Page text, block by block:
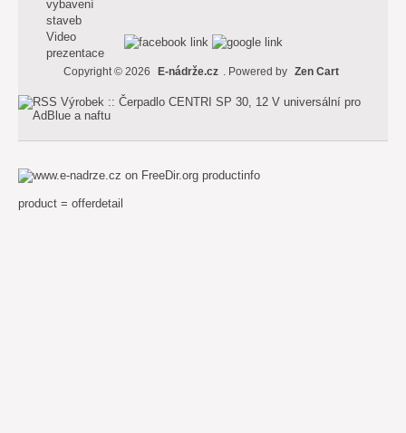
vybavení
staveb
Video
prezentace
Copyright © 2026 E-nádrže.cz . Powered by Zen Cart
productinfo
product = offerdetail